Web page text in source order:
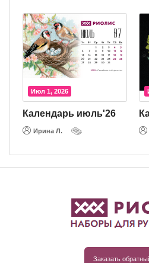
Июл 1, 2026
Календарь июль'26
Ирина Л.
Заказать